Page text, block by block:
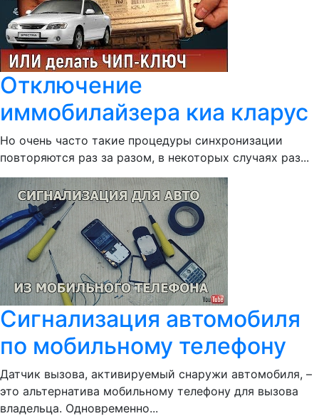
Отключение
иммобилайзера киа кларус
Но очень часто такие процедуры синхронизации
повторяются раз за разом, в некоторых случаях раз...
Сигнализация автомобиля
по мобильному телефону
Датчик вызова, активируемый снаружи автомобиля, –
это альтернатива мобильному телефону для вызова
владельца. Одновременно...